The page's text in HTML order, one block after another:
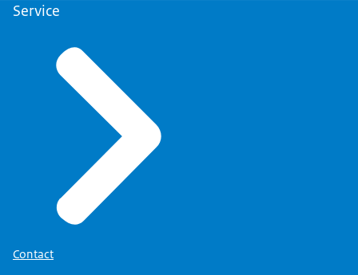
Service
Contact